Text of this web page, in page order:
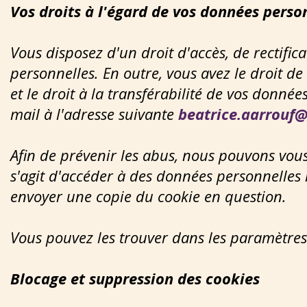
Vos droits à l'égard de vos données
Vous disposez d'un droit d'accès, de
personnelles. En outre, vous avez le droit
et le droit à la transférabilité de vos
mail à l'adresse suivante
Afin de prévenir les abus, nous pouvons
s'agit d'accéder à des données
envoyer une copie du cookie en question.
Vous pouvez les trouver dans les
Blocage et suppression des cookies